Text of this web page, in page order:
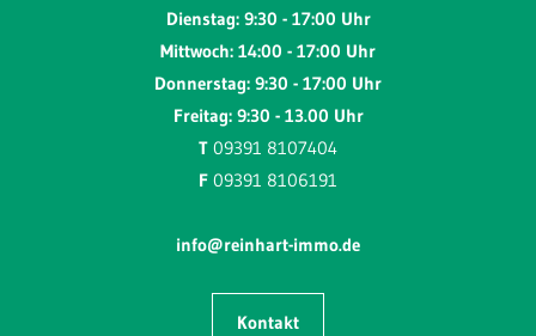
Dienstag: 9:30 - 17:00 Uhr
Mittwoch: 14:00 - 17:00 Uhr
Donnerstag: 9:30 - 17:00 Uhr
Freitag: 9:30 - 13.00 Uhr
T 09391 8107404
F 09391 8106191
info@reinhart-immo.de
Kontakt